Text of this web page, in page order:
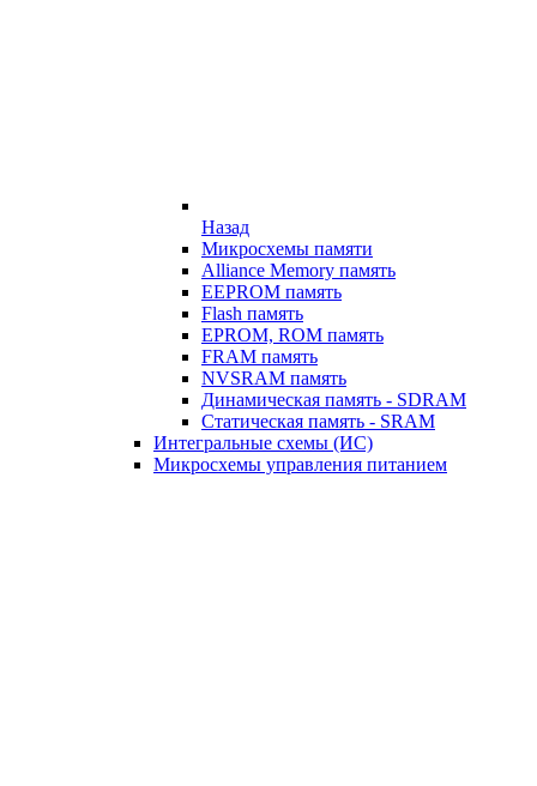
Назад
Микросхемы памяти
Alliance Memory память
EEPROM память
Flash память
EPROM, ROM память
FRAM память
NVSRAM память
Динамическая память - SDRAM
Статическая память - SRAM
Интегральные схемы (ИС)
Микросхемы управления питанием